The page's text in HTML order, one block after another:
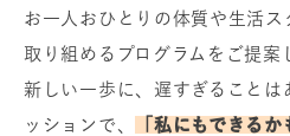
お一人おひとりの体質や生活ス
取り組めるプログラムをご提案
新しい一歩に、遅すぎることは
ッションで、
「私にもできる